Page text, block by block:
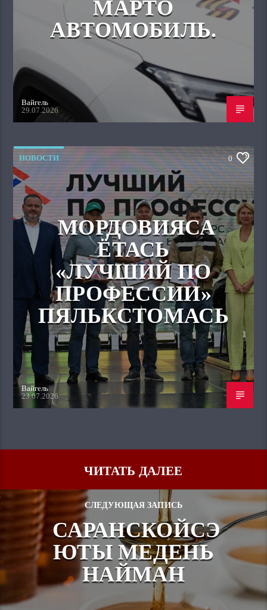
МАРТО
АВТОМОБИЛЬ.
Вайгель
29.07.2026
НОВОСТИ 0
МОРДОВИЯСА
ЁТАСЬ
«ЛУЧШИЙ ПО
ПРОФЕССИИ»
ПЯЛЬКСТОМАСЬ
Вайгель
23.07.2026
ЧИТАТЬ ДАЛЕЕ
СЛЕДУЮЩАЯ ЗАПИСЬ
САРАНСКОЙСЭ
ЮТЫ МЕДЕНЬ
НАЙМАН